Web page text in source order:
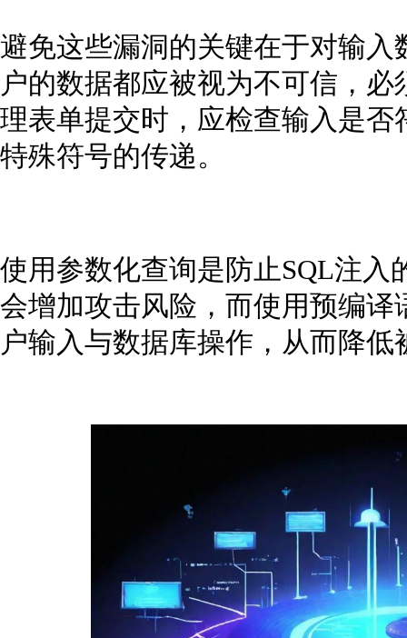
避免这些漏洞的关键在于对输
户的数据都应被视为不可信，
理表单提交时，应检查输入是
特殊符号的传递。
使用参数化查询是防止SQL注入
会增加攻击风险，而使用预编
户输入与数据库操作，从而降低